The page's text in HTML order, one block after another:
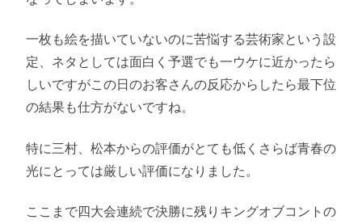
一枚も絵を描いていないのに苦悩する芸術家という設
定、ネタとしては面白く予選でも一ウケに近かったら
しいですがこの日のお客さんの反応からしたら最下位
の結果も仕方がないですね。
特に三村、松本からの評価がとても低くさらば青春の
光にとっては厳しい評価になりました。
ここまで四大会連続で決勝に残りキングオブコントの